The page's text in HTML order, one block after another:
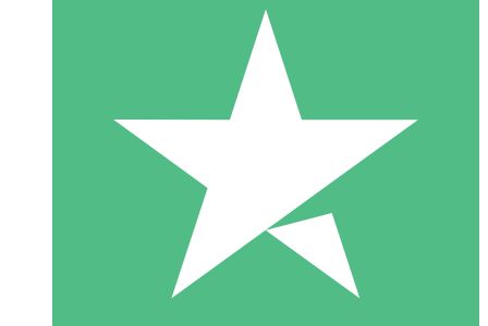
10 Téléchargements
20 00